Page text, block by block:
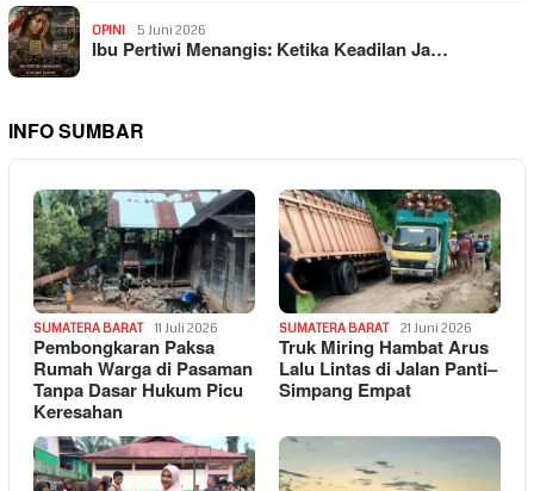
OPINI 5 Juni 2026
Ibu Pertiwi Menangis: Ketika Keadilan Ja…
INFO SUMBAR
SUMATERA BARAT 11 Juli 2026
Pembongkaran Paksa
Rumah Warga di Pasaman
Tanpa Dasar Hukum Picu
Keresahan
SUMATERA BARAT 21 Juni 2026
Truk Miring Hambat Arus
Lalu Lintas di Jalan Panti–
Simpang Empat